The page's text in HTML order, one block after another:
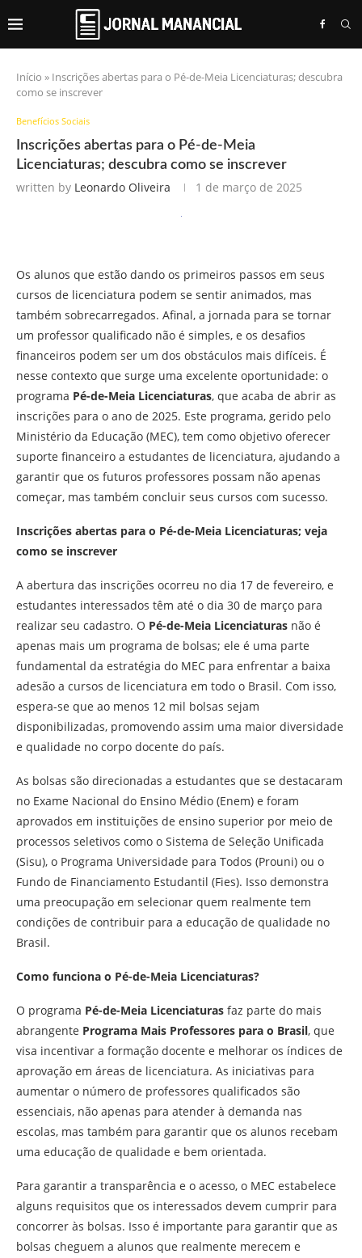
Início » Inscrições abertas para o Pé-de-Meia Licenciaturas; descubra
como se inscrever
Benefícios Sociais
Inscrições abertas para o Pé-de-Meia
Licenciaturas; descubra como se inscrever
written by Leonardo Oliveira 1 de março de 2025
Os alunos que estão dando os primeiros passos em seus
cursos de licenciatura podem se sentir animados, mas
também sobrecarregados. Afinal, a jornada para se tornar
um professor qualificado não é simples, e os desafios
financeiros podem ser um dos obstáculos mais difíceis. É
nesse contexto que surge uma excelente oportunidade: o
programa Pé-de-Meia Licenciaturas, que acaba de abrir as
inscrições para o ano de 2025. Este programa, gerido pelo
Ministério da Educação (MEC), tem como objetivo oferecer
suporte financeiro a estudantes de licenciatura, ajudando a
garantir que os futuros professores possam não apenas
começar, mas também concluir seus cursos com sucesso.
Inscrições abertas para o Pé-de-Meia Licenciaturas; veja
como se inscrever
A abertura das inscrições ocorreu no dia 17 de fevereiro, e
estudantes interessados têm até o dia 30 de março para
realizar seu cadastro. O Pé-de-Meia Licenciaturas não é
apenas mais um programa de bolsas; ele é uma parte
fundamental da estratégia do MEC para enfrentar a baixa
adesão a cursos de licenciatura em todo o Brasil. Com isso,
espera-se que ao menos 12 mil bolsas sejam
disponibilizadas, promovendo assim uma maior diversidade
e qualidade no corpo docente do país.
As bolsas são direcionadas a estudantes que se destacaram
no Exame Nacional do Ensino Médio (Enem) e foram
aprovados em instituições de ensino superior por meio de
processos seletivos como o Sistema de Seleção Unificada
(Sisu), o Programa Universidade para Todos (Prouni) ou o
Fundo de Financiamento Estudantil (Fies). Isso demonstra
uma preocupação em selecionar quem realmente tem
condições de contribuir para a educação de qualidade no
Brasil.
Como funciona o Pé-de-Meia Licenciaturas?
O programa Pé-de-Meia Licenciaturas faz parte do mais
abrangente Programa Mais Professores para o Brasil, que
visa incentivar a formação docente e melhorar os índices de
aprovação em áreas de licenciatura. As iniciativas para
aumentar o número de professores qualificados são
essenciais, não apenas para atender à demanda nas
escolas, mas também para garantir que os alunos recebam
uma educação de qualidade e bem orientada.
Para garantir a transparência e o acesso, o MEC estabelece
alguns requisitos que os interessados devem cumprir para
concorrer às bolsas. Isso é importante para garantir que as
bolsas cheguem a alunos que realmente merecem e